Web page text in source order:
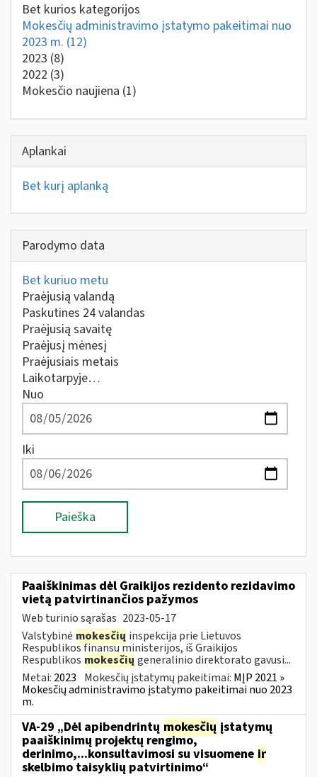
Bet kurios kategorijos
Mokesčių administravimo įstatymo pakeitimai nuo
2023 m. (12)
2023 (8)
2022 (3)
Mokesčio naujiena (1)
Aplankai
Bet kurį aplanką
Parodymo data
Bet kuriuo metu
Praėjusią valandą
Paskutines 24 valandas
Praėjusią savaitę
Praėjusį mėnesį
Praėjusiais metais
Laikotarpyje…
Nuo
Iki
Paieška
Paaiškinimas dėl Graikijos rezidento rezidavimo
vietą patvirtinančios pažymos
Web turinio sąrašas 2023-05-17
Valstybinė mokesčių inspekcija prie Lietuvos
Respublikos finansų ministerijos, iš Graikijos
Respublikos mokesčių generalinio direktorato gavusi...
Metai: 2023 Mokesčių įstatymų pakeitimai: MĮP 2021 »
Mokesčių administravimo įstatymo pakeitimai nuo 2023
m.
VA-29 „Dėl apibendrintų mokesčių įstatymų
paaiškinimų projektų rengimo,
derinimo,...konsultavimosi su visuomene ir
skelbimo taisyklių patvirtinimo“